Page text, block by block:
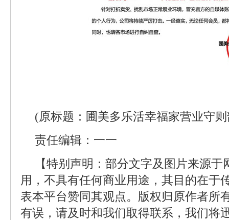
(原标题：圃美多乐活幸福家营业守
责任编辑：一一
【特别声明：部分文字及图片来源
用，不具有任何商业用途，其目的在于
表本平台赞同其观点。版权归原作者所
有误，请及时和我们取得联系，我们将